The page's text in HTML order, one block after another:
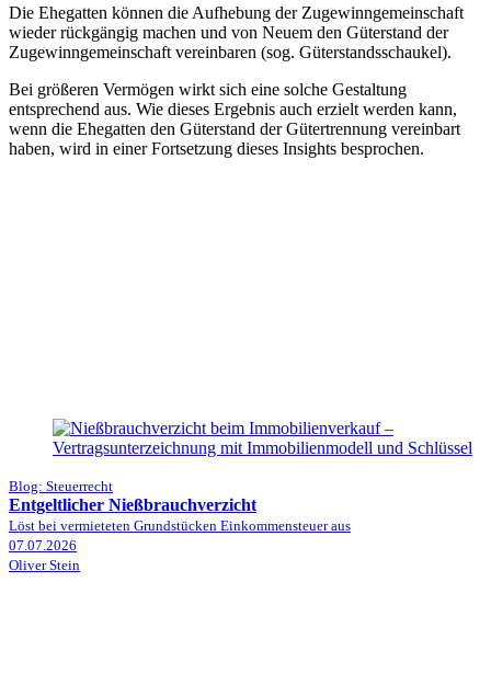
Die Ehegatten können die Aufhebung der Zugewinngemeinschaft
wieder rückgängig machen und von Neuem den Güterstand der
Zugewinngemeinschaft vereinbaren (sog. Güterstandsschaukel).
Bei größeren Vermögen wirkt sich eine solche Gestaltung
entsprechend aus. Wie dieses Ergebnis auch erzielt werden kann,
wenn die Ehegatten den Güterstand der Gütertrennung vereinbart
haben, wird in einer Fortsetzung dieses Insights besprochen.
Blog: Steuerrecht
Entgeltlicher Nießbrauchverzicht
Löst bei vermieteten Grundstücken Einkommensteuer aus
07.07.2026
Oliver Stein